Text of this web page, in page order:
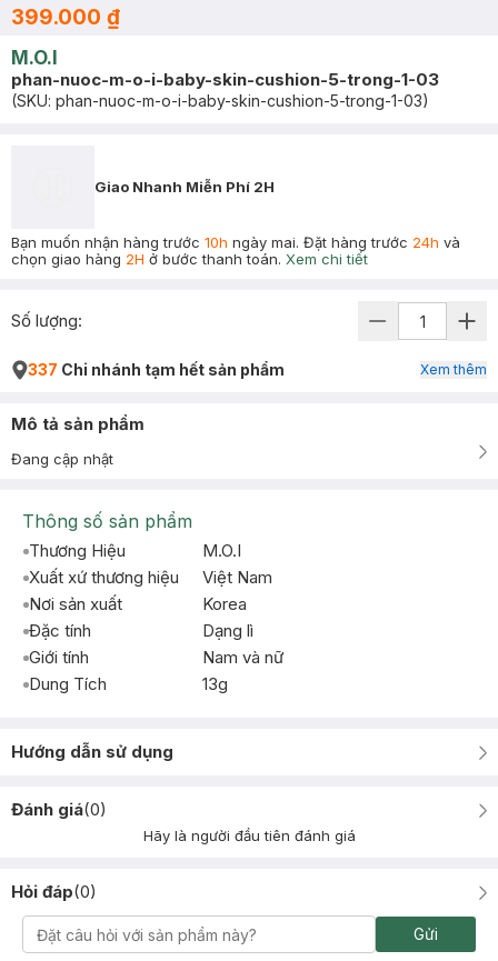
399.000 ₫
M.O.I
phan-nuoc-m-o-i-baby-skin-cushion-5-trong-1-03
(SKU: phan-nuoc-m-o-i-baby-skin-cushion-5-trong-1-03)
Giao Nhanh Miễn Phí 2H
Bạn muốn nhận hàng trước 10h ngày mai. Đặt hàng trước 24h và
chọn giao hàng 2H ở bước thanh toán. Xem chi tiết
Số lượng:
337 Chi nhánh tạm hết sản phẩm Xem thêm
Mô tả sản phẩm
Đang cập nhật
Thông số sản phẩm
Thương Hiệu
M.O.I
Xuất xứ thương hiệu
Việt Nam
Nơi sản xuất
Korea
Đặc tính
Dạng lì
Giới tính
Nam và nữ
Dung Tích
13g
Hướng dẫn sử dụng
Đánh giá(0)
Hãy là người đầu tiên đánh giá
Hỏi đáp(0)
Gửi